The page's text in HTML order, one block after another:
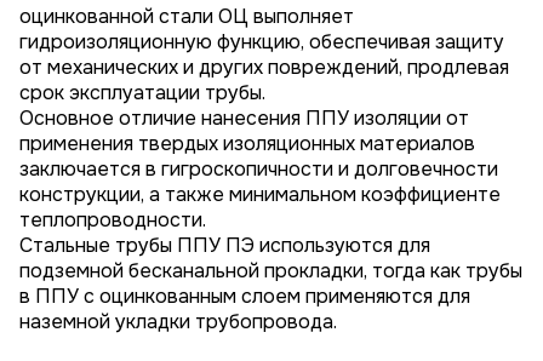
оцинкованной стали ОЦ выполняет
гидроизоляционную функцию, обеспечивая защиту
от механических и других повреждений, продлевая
срок эксплуатации трубы.
Основное отличие нанесения ППУ изоляции от
применения твердых изоляционных материалов
заключается в гигроскопичности и долговечности
конструкции, а также минимальном коэффициенте
теплопроводности.
Стальные трубы ППУ ПЭ используются для
подземной бесканальной прокладки, тогда как трубы
в ППУ с оцинкованным слоем применяются для
наземной укладки трубопровода.